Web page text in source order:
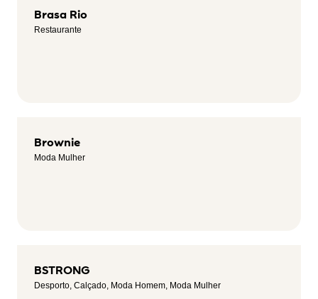
Brasa Rio
Restaurante
Brownie
Moda Mulher
BSTRONG
Desporto, Calçado, Moda Homem, Moda Mulher